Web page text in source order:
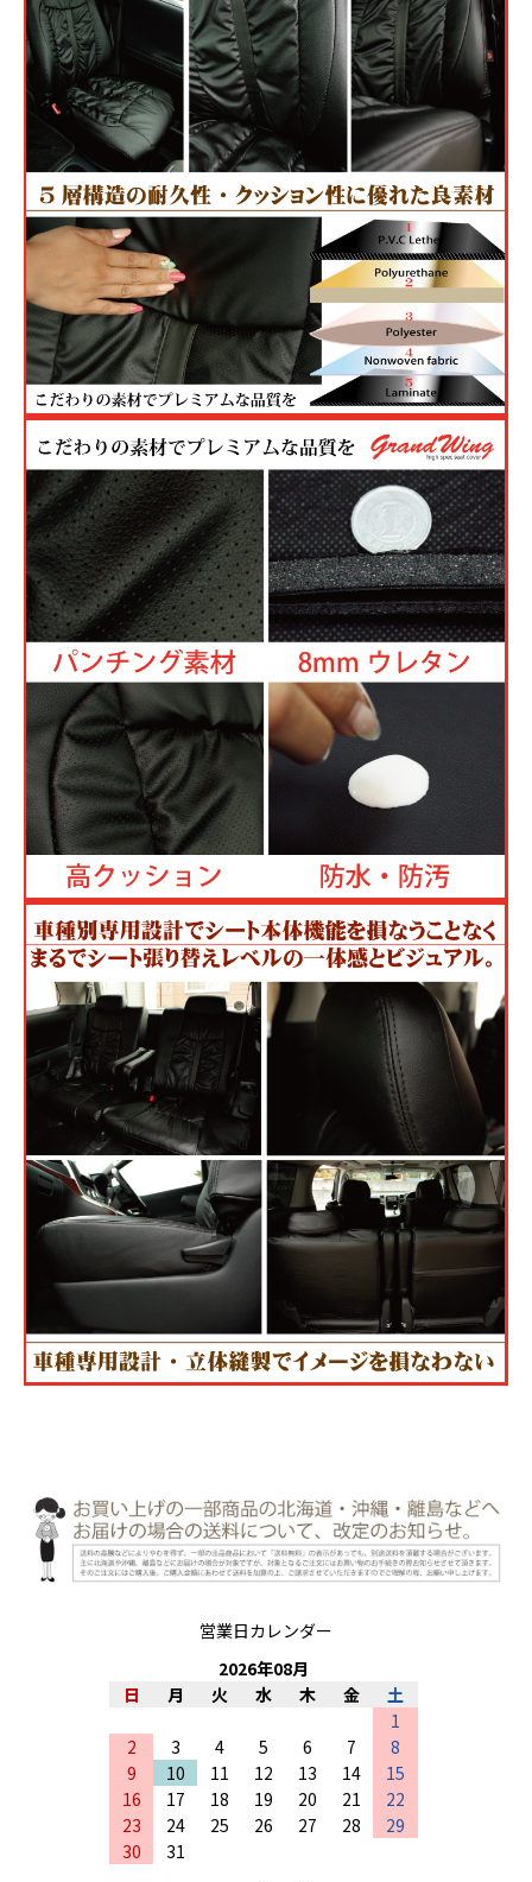
営業日カレンダー
2026年08月
日
月 火 水 木 金
土
1
2
3 4 5 6 7
8
9
10 11 12 13 14
15
16
17 18 19 20 21
22
23
24 25 26 27 28
29
30
31